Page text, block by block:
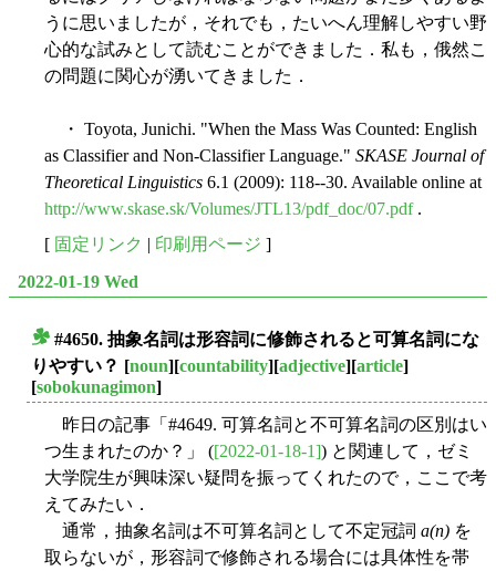
うに思いましたが，それでも，たいへん理解しやすい野
心的な試みとして読むことができました．私も，俄然こ
の問題に関心が湧いてきました．
・ Toyota, Junichi. "When the Mass Was Counted: English
as Classifier and Non-Classifier Language." SKASE Journal of
Theoretical Linguistics 6.1 (2009): 118--30. Available online at
http://www.skase.sk/Volumes/JTL13/pdf_doc/07.pdf.
[ 固定リンク | 印刷用ページ ]
2022-01-19 Wed
#4650. 抽象名詞は形容詞に修飾されると可算名詞にな
りやすい？ [noun][countability][adjective][article]
[sobokunagimon]
昨日の記事「#4649. 可算名詞と不可算名詞の区別はい
つ生まれたのか？」 ([2022-01-18-1]) と関連して，ゼミ
大学院生が興味深い疑問を振ってくれたので，ここで考
えてみたい．
通常，抽象名詞は不可算名詞として不定冠詞 a(n) を
取らないが，形容詞で修飾される場合には具体性を帯